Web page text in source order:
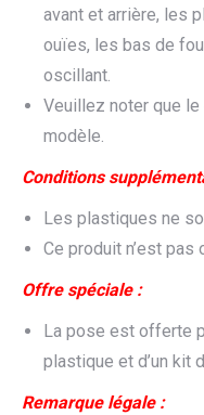
avant et arrière, les
ouïes, les bas de
oscillant.
Veuillez noter que
modèle.
Conditions
Les plastiques ne
Ce produit n’est pas
Offre spéciale :
La pose est offerte
plastique et d’un kit
Remarque légale :